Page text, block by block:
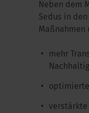
Neben dem
Sedus in
Maßnahmen
mehr
verstärkte